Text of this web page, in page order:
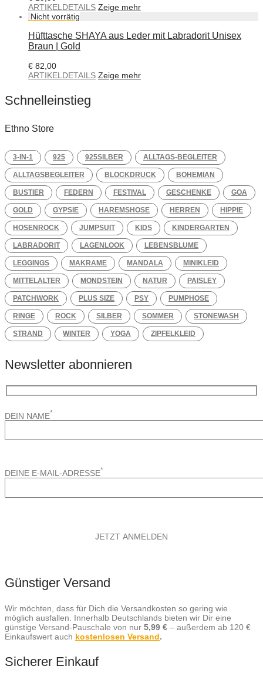
ARTIKELDETAILS Zeige mehr
Hüfttasche SHAYA aus Leder mit Labradorit Unisex
Braun | Gold
€ 82,00
ARTIKELDETAILS Zeige mehr
Schnelleinstieg
Ethno Store
3-IN-1 925 925SILBER ALLTAGS-BEGLEITER
ALLTAGSBEGLEITER BLOCKDRUCK BOHEMIAN
BUSTIER FEDERN FESTIVAL GESCHENKE GOA
GOLD GYPSIE HAREMSHOSE HERREN HIPPIE
HOSENROCK JUMPSUIT KIDS KINDERGARTEN
LABRADORIT LAGENLOOK LEBENSBLUME
LEGGINGS MAKRAME MANDALA MINIKLEID
MITTELALTER MONDSTEIN NATUR PAISLEY
PATCHWORK PLUS SIZE PSY PUMPHOSE
RINGE ROCK SILBER SOMMER STONEWASH
STRAND WINTER YOGA ZIPFELKLEID
Newsletter abonnieren
DEIN NAME*
DEINE E-MAIL-ADRESSE*
Günstiger Versand
Wir möchten, dass für Dich die Versandkosten so gering wie
möglich ausfallen. Innerhalb Deutschlands bieten wir Dir eine
günstige Versand-Pauschale von nur 5,99 € – außerdem ab 120 €
Einkaufswert auch kostenlosen Versand.
Sicherer Einkauf